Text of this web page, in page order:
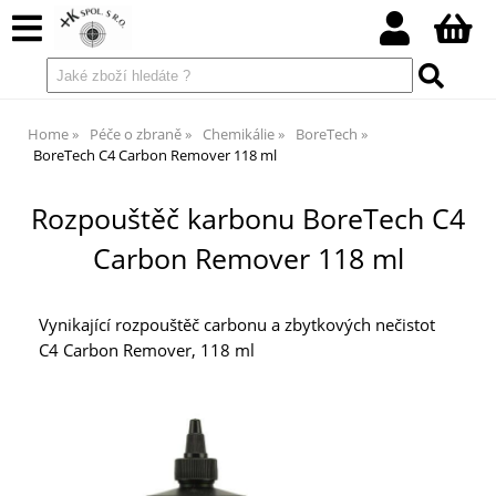
Home Péče o zbraně Chemikálie
BoreTech
BoreTech C4 Carbon Remover 118 ml
Rozpouštěč karbonu BoreTech C4
Carbon Remover 118 ml
Vynikající rozpouštěč carbonu a zbytkových nečistot
C4 Carbon Remover, 118 ml